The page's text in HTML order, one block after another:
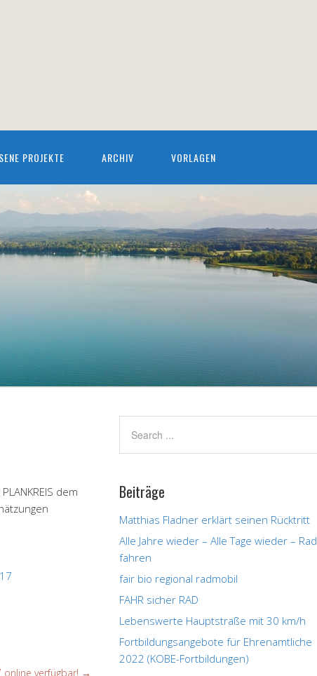
PROJEKTE ARCHIV VORLAGEN
dem
online verfügbar! →
Beiträge
Matthias Fladner erklärt seinen Rücktritt
Alle Jahre wieder – Alle Tage wieder – Rad
fahren
fair bio regional radmobil
FAHR sicher RAD
Lebenswerte Hauptstraße mit 30 km/h
Fortbildungsangebote für Ehrenamtliche
2022 (KOBE-Fortbildungen)